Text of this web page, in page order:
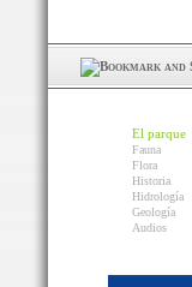
El parque
Fauna
Flora
Historia
Hidrología
Geología
Audios